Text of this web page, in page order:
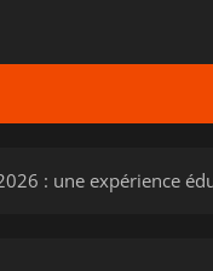
: une expérience